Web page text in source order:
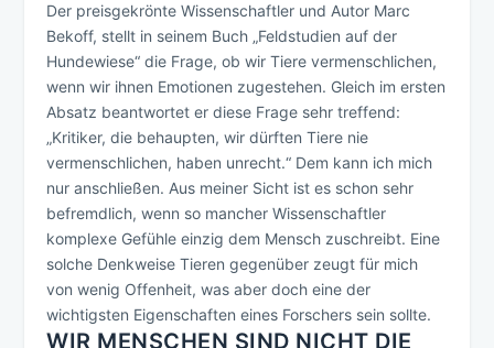
Der preisgekrönte Wissenschaftler und Autor Marc
Bekoff, stellt in seinem Buch „Feldstudien auf der
Hundewiese“ die Frage, ob wir Tiere vermenschlichen,
wenn wir ihnen Emotionen zugestehen. Gleich im ersten
Absatz beantwortet er diese Frage sehr treffend:
„Kritiker, die behaupten, wir dürften Tiere nie
vermenschlichen, haben unrecht.“ Dem kann ich mich
nur anschließen. Aus meiner Sicht ist es schon sehr
befremdlich, wenn so mancher Wissenschaftler
komplexe Gefühle einzig dem Mensch zuschreibt. Eine
solche Denkweise Tieren gegenüber zeugt für mich
von wenig Offenheit, was aber doch eine der
wichtigsten Eigenschaften eines Forschers sein sollte.
WIR MENSCHEN SIND NICHT DIE